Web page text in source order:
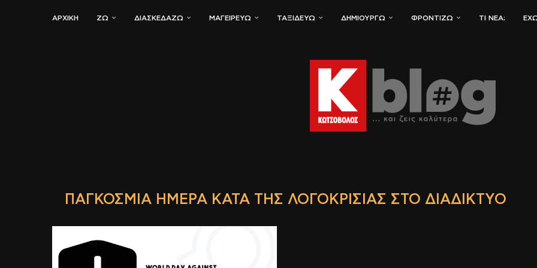
ΑΡΧΙΚΗ ΖΏ ΔΙΑΣΚΕΔΆΖΩ ΜΑΓΕΙΡΕΎΩ ΤΑΞΙΔΕΎΩ ΔΗΜΙΟΥΡΓΏ ΦΡΟΝΤΊΖΩ ΤΙ ΝΈΑ;
ΠΑΓΚΌΣΜΙΑ ΗΜΈΡΑ ΚΑΤΆ ΤΗΣ ΛΟΓΟΚΡΙΣΊΑΣ ΣΤΟ ΔΙΑΔΊΚΤΥΟ